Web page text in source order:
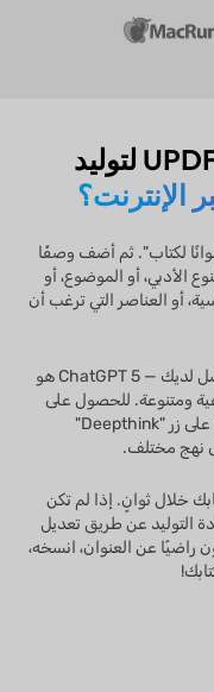
كيف تستخدم أداة UPDF AI لتوليد
الإنترنت؟
لكتاب". ثم أضف وصفًا
الأدبي، أو الموضوع، أو
أو العناصر التي ترغب أن
اختر نموذج الذكاء الاصطناعي المفضل لديك — ChatGPT 5 هو
ومتنوعة. للحصول على
اقتراحات أكثر تخصيصًا، انقر ببساطة على زر "Deepthink"
خلال ثوانٍ. إذا لم تكن
التوليد عن طريق تعديل
راضيًا عن العنوان، انسخه،